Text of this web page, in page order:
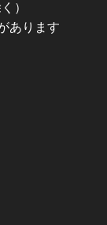
）
あります